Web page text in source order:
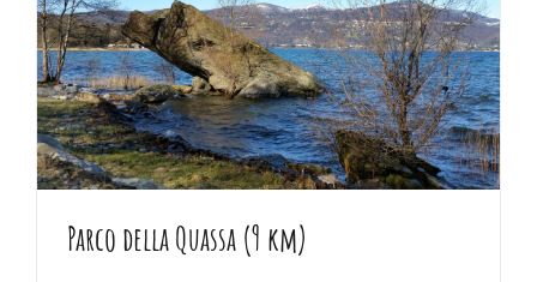
Parco della Quassa (9 km)